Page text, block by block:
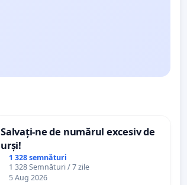
Salvați-ne de numărul excesiv de
urși!
1 328 semnături
1 328 Semnături / 7 zile
5 Aug 2026